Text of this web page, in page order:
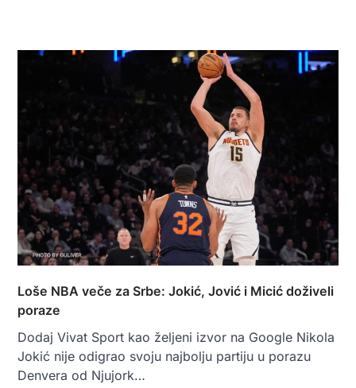
Loše NBA veče za Srbe: Jokić, Jović i Micić doživeli
poraze
Dodaj Vivat Sport kao željeni izvor na Google Nikola
Jokić nije odigrao svoju najbolju partiju u porazu
Denvera od Njujork…